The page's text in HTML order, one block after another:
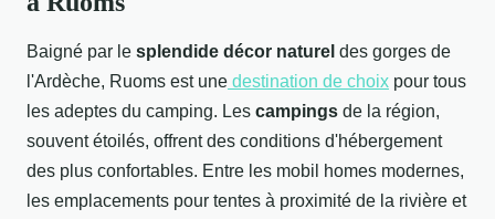
Baigné par le splendide décor naturel des gorges de
l'Ardèche, Ruoms est une destination de choix pour tous
les adeptes du camping. Les campings de la région,
souvent étoilés, offrent des conditions d'hébergement
des plus confortables. Entre les mobil homes modernes,
les emplacements pour tentes à proximité de la rivière et